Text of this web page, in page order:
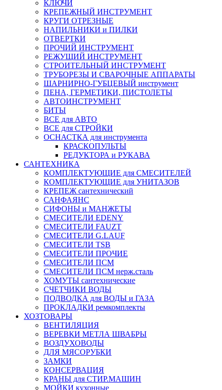
КЛЮЧИ
КРЕПЕЖНЫЙ ИНСТРУМЕНТ
КРУГИ ОТРЕЗНЫЕ
НАПИЛЬНИКИ и ПИЛКИ
ОТВЕРТКИ
ПРОЧИЙ ИНСТРУМЕНТ
РЕЖУЩИЙ ИНСТРУМЕНТ
СТРОИТЕЛЬНЫЙ ИНСТРУМЕНТ
ТРУБОРЕЗЫ И СВАРОЧНЫЕ АППАРАТЫ
ШАРНИРНО-ГУБЦЕВЫЙ инструмент
ПЕНА, ГЕРМЕТИКИ, ПИСТОЛЕТЫ
АВТОИНСТРУМЕНТ
БИТЫ
ВСЕ для АВТО
ВСЕ для СТРОЙКИ
ОСНАСТКА для инструмента
КРАСКОПУЛЬТЫ
РЕДУКТОРА и РУКАВА
САНТЕХНИКА
КОМПЛЕКТУЮЩИЕ для СМЕСИТЕЛЕЙ
КОМПЛЕКТУЮЩИЕ для УНИТАЗОВ
КРЕПЕЖ сантехнический
САНФАЯНС
СИФОНЫ и МАНЖЕТЫ
СМЕСИТЕЛИ EDENY
СМЕСИТЕЛИ FAUZT
СМЕСИТЕЛИ G.LAUF
СМЕСИТЕЛИ TSB
СМЕСИТЕЛИ ПРОЧИЕ
СМЕСИТЕЛИ ПСМ
СМЕСИТЕЛИ ПСМ нерж.сталь
ХОМУТЫ сантехнические
СЧЕТЧИКИ ВОДЫ
ПОДВОДКА для ВОДЫ и ГАЗА
ПРОКЛАДКИ ремкомплекты
ХОЗТОВАРЫ
ВЕНТИЛЯЦИЯ
ВЕРЕВКИ МЕТЛА ШВАБРЫ
ВОЗДУХОВОДЫ
ДЛЯ МЯСОРУБКИ
ЗАМКИ
КОНСЕРВАЦИЯ
КРАНЫ для СТИР.МАШИН
МОЙКИ кухонные